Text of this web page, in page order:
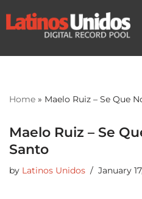
Skip
Home » Maelo Ruiz – Se Que
Maelo Ruiz – Se
Santo
by Latinos Unidos January